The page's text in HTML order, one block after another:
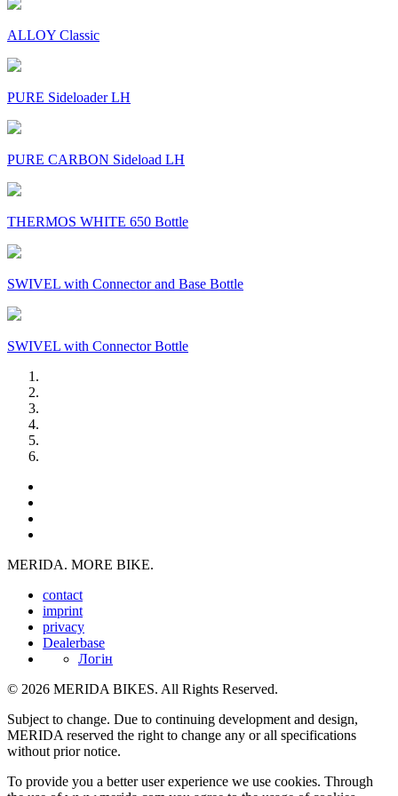
ALLOY Classic
PURE Sideloader LH
PURE CARBON Sideload LH
THERMOS WHITE 650 Bottle
SWIVEL with Connector and Base Bottle
SWIVEL with Connector Bottle
MERIDA. MORE BIKE.
contact
imprint
privacy
Dealerbase
Логін
© 2026 MERIDA BIKES. All Rights Reserved.
Subject to change. Due to continuing development and design,
MERIDA reserved the right to change any or all specifications
without prior notice.
To provide you a better user experience we use cookies. Through